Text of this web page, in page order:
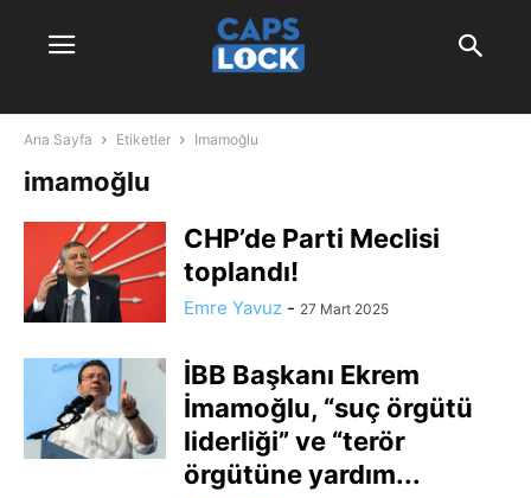
Ana Sayfa Etiketler Imamoğlu
imamoğlu
CHP’de Parti Meclisi
toplandı!
Emre Yavuz - 27 Mart 2025
İBB Başkanı Ekrem
İmamoğlu, “suç örgütü
liderliği” ve “terör
örgütüne yardım...